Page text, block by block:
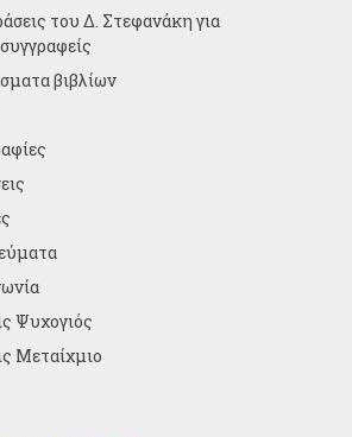
του Δ. Στεφανάκη για
βιβλίων
Ψυχογιός
Μεταίχμιο